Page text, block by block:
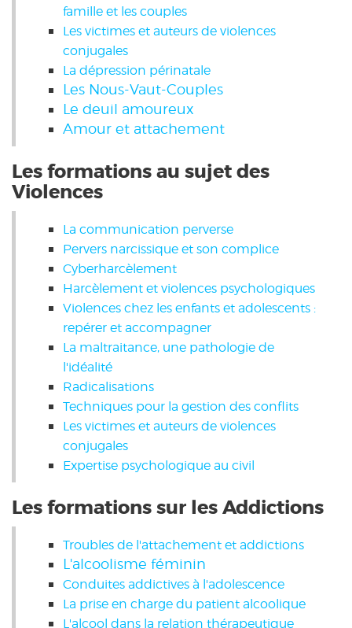
famille et les couples
Les victimes et auteurs de violences
conjugales
La dépression périnatale
Les Nous-Vaut-Couples
Le deuil amoureux
Amour et attachement
Les formations au sujet des
Violences
La communication perverse
Pervers narcissique et son complice
Cyberharcèlement
Harcèlement et violences psychologiques
Violences chez les enfants et adolescents :
repérer et accompagner
La maltraitance, une pathologie de
l'idéalité
Radicalisations
Techniques pour la gestion des conflits
Les victimes et auteurs de violences
conjugales
Expertise psychologique au civil
Les formations sur les Addictions
Troubles de l'attachement et addictions
L'alcoolisme féminin
Conduites addictives à l'adolescence
La prise en charge du patient alcoolique
L'alcool dans la relation thérapeutique